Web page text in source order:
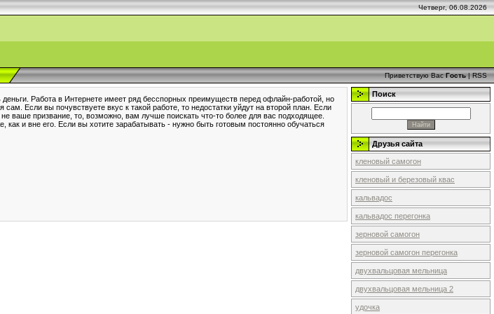
Четверг, 06.08.2026
Приветствую Вас Гость|RSS
Работа в Интернете имеет ряд бесспорных преимуществ перед офлайн-работой, но
Если вы почувствуете вкус к такой работе, то недостатки уйдут на второй план. Если
ваше призвание, то, возможно, вам лучше поискать что-то более для вас подходящее.
и вне его. Если вы хотите зарабатывать - нужно быть готовым постоянно обучаться
Поиск
Друзья сайта
кленовый самогон
кленовый и березовый квас
кальвадос
кальвадос перегонка
зерновой самогон
зерновой самогон перегонка
двухвальцовая мельница
двухвальцовая мельница 2
удочка